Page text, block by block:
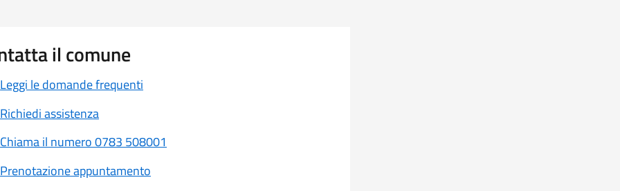
il comune
Leggi le domande frequenti
Richiedi assistenza
Chiama il numero 0783 508001
Prenotazione appuntamento